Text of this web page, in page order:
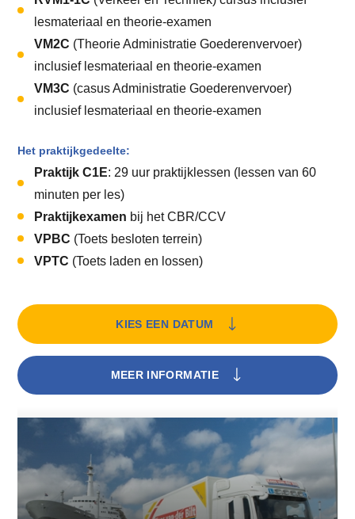
lesmateriaal en theorie-examen
VM2C (Theorie Administratie Goederenvervoer)
inclusief lesmateriaal en theorie-examen
VM3C (casus Administratie Goederenvervoer)
inclusief lesmateriaal en theorie-examen
Het praktijkgedeelte:
Praktijk C1E: 29 uur praktijklessen (lessen van 60
minuten per les)
Praktijkexamen bij het CBR/CCV
VPBC (Toets besloten terrein)
VPTC (Toets laden en lossen)
KIES EEN DATUM
MEER INFORMATIE